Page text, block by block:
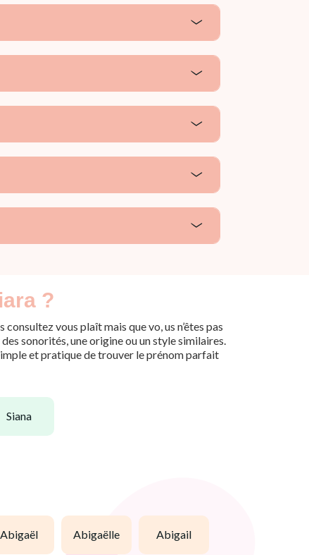
?
vous plaît mais que vo, us n’êtes pas
sonorités, une origine ou un style similaires.
et pratique de trouver le prénom parfait
siana
abigaël abigaëlle abigail